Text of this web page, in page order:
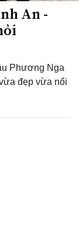
An -
Phương Nga
đẹp vừa nổi